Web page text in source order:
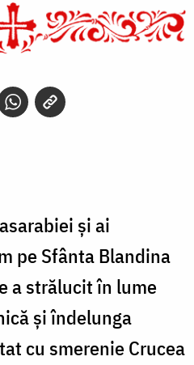
și ai
pe Sfânta Blandina
a strălucit în lume
și îndelunga
cu smerenie Crucea